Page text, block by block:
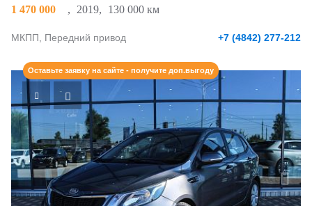
1 470 000 , 2019, 130 000 км
МКПП, Передний привод +7 (4842) 277-212
Оставьте заявку на сайте - получите доп.выгоду